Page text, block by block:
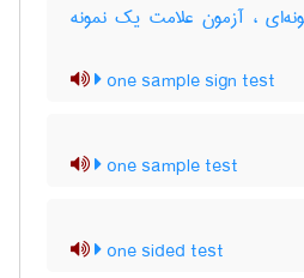
، آزمون علامت یک نمونه
one sample sign test
one sample test
one sided test